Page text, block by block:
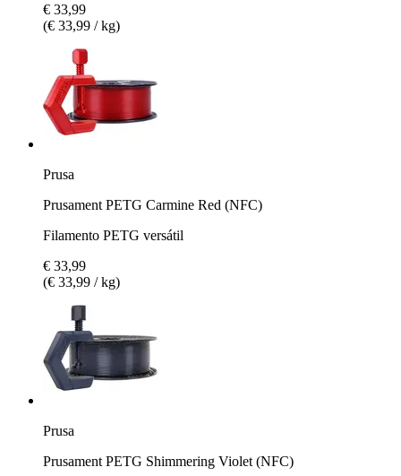
€ 33,99
(€ 33,99 / kg)
Prusa
Prusament PETG Carmine Red (NFC)
Filamento PETG versátil
€ 33,99
(€ 33,99 / kg)
Prusa
Prusament PETG Shimmering Violet (NFC)